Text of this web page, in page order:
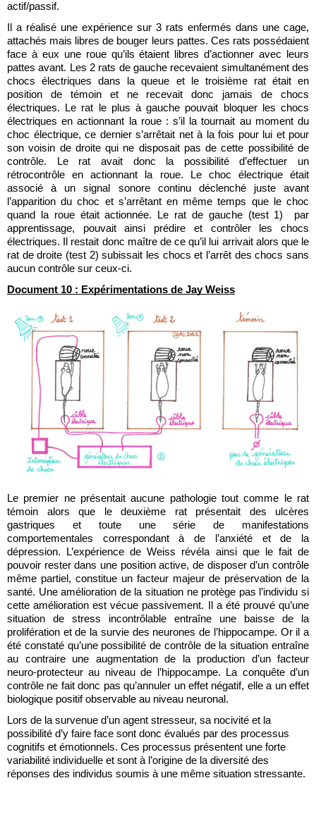
actif/passif.
Il a réalisé une expérience sur 3 rats enfermés dans une cage,
attachés mais libres de bouger leurs pattes. Ces rats possédaient
face à eux une roue qu’ils étaient libres d’actionner avec leurs
pattes avant. Les 2 rats de gauche recevaient simultanément des
chocs électriques dans la queue et le troisième rat était en
position de témoin et ne recevait donc jamais de chocs
électriques. Le rat le plus à gauche pouvait bloquer les chocs
électriques en actionnant la roue : s’il la tournait au moment du
choc électrique, ce dernier s’arrêtait net à la fois pour lui et pour
son voisin de droite qui ne disposait pas de cette possibilité de
contrôle. Le rat avait donc la possibilité d’effectuer un
rétrocontrôle en actionnant la roue. Le choc électrique était
associé à un signal sonore continu déclenché juste avant
l’apparition du choc et s’arrêtant en même temps que le choc
quand la roue était actionnée. Le rat de gauche (test 1)  par
apprentissage, pouvait ainsi prédire et contrôler les chocs
électriques. Il restait donc maître de ce qu’il lui arrivait alors que le
rat de droite (test 2) subissait les chocs et l’arrêt des chocs sans
aucun contrôle sur ceux-ci.
Document 10 : Expérimentations de Jay Weiss
Le premier ne présentait aucune pathologie tout comme le rat
témoin alors que le deuxième rat présentait des ulcères
gastriques et toute une série de manifestations
comportementales correspondant à de l’anxiété et de la
dépression. L’expérience de Weiss révéla ainsi que le fait de
pouvoir rester dans une position active, de disposer d’un contrôle
même partiel, constitue un facteur majeur de préservation de la
santé. Une amélioration de la situation ne protège pas l’individu si
cette amélioration est vécue passivement. Il a été prouvé qu’une
situation de stress incontrôlable entraîne une baisse de la
prolifération et de la survie des neurones de l’hippocampe. Or il a
été constaté qu’une possibilité de contrôle de la situation entraîne
au contraire une augmentation de la production d’un facteur
neuro-protecteur au niveau de l’hippocampe. La conquête d’un
contrôle ne fait donc pas qu’annuler un effet négatif, elle a un effet
biologique positif observable au niveau neuronal.
Lors de la survenue d’un agent stresseur, sa nocivité et la
possibilité d’y faire face sont donc évalués par des processus
cognitifs et émotionnels. Ces processus présentent une forte
variabilité individuelle et sont à l’origine de la diversité des
réponses des individus soumis à une même situation stressante.